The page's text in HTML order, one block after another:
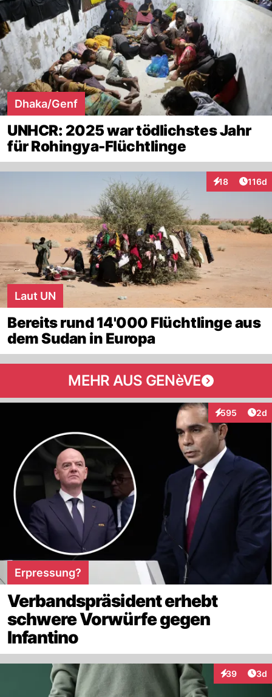
Dhaka/Genf
UNHCR: 2025 war tödlichstes Jahr
für Rohingya-Flüchtlinge
18
Interaktionen
116d
Laut UN
Bereits rund 14'000 Flüchtlinge aus
dem Sudan in Europa
MEHR AUS GENèVE
595
Interaktionen
2d
Erpressung?
Verbandspräsident erhebt
schwere Vorwürfe gegen
Infantino
39
Interaktionen
3d